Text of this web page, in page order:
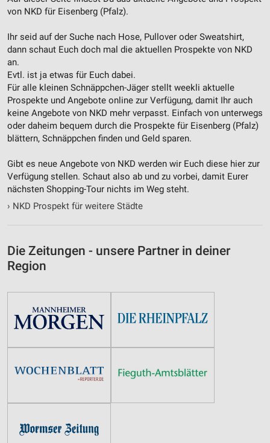
von NKD für Eisenberg (Pfalz).
Ihr seid auf der Suche nach Hose, Pullover oder Sweatshirt,
dann schaut Euch doch mal die aktuellen Prospekte von NKD
an.
Evtl. ist ja etwas für Euch dabei.
Für alle kleinen Schnäppchen-Jäger stellt weekli aktuelle
Prospekte und Angebote online zur Verfügung, damit Ihr auch
keine Angebote von NKD mehr verpasst. Einfach von unterwegs
oder daheim bequem durch die Prospekte für Eisenberg (Pfalz)
blättern, Schnäppchen finden und Geld sparen.
Gibt es neue Angebote von NKD werden wir Euch diese hier zur
Verfügung stellen. Schaut also ab und zu vorbei, damit Eurer
nächsten Shopping-Tour nichts im Weg steht.
› NKD Prospekt für weitere Städte
Die Zeitungen - unsere Partner in deiner
Region
Werbung